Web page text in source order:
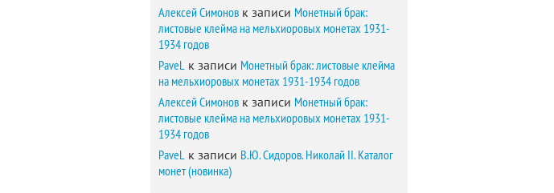
Алексей Симонов к записи Монетный брак:
листовые клейма на мельхиоровых монетах 1931-
1934 годов
PaveL к записи Монетный брак: листовые клейма
на мельхиоровых монетах 1931-1934 годов
Алексей Симонов к записи Монетный брак:
листовые клейма на мельхиоровых монетах 1931-
1934 годов
PaveL к записи В.Ю. Сидоров. Николай II. Каталог
монет (новинка)